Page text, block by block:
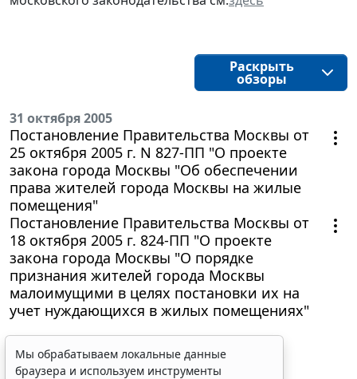
Раскрыть
обзоры
31 октября 2005
Постановление Правительства Москвы от
25 октября 2005 г. N 827-ПП "О проекте
закона города Москвы "Об обеспечении
права жителей города Москвы на жилые
помещения"
Постановление Правительства Москвы от
18 октября 2005 г. 824-ПП "О проекте
закона города Москвы "О порядке
признания жителей города Москвы
малоимущими в целях постановки их на
учет нуждающихся в жилых помещениях"
Мы обрабатываем локальные данные
браузера и используем инструменты